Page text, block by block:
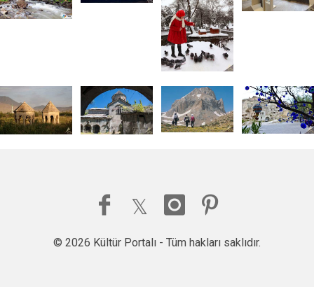
© 2026 Kültür Portalı - Tüm hakları saklıdır.